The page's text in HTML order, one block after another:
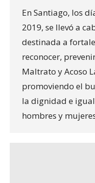
En Santiago, los
2019, se llevó a
destinada a
reconocer,
Maltrato y Acoso
promoviendo el
la dignidad e
hombres y